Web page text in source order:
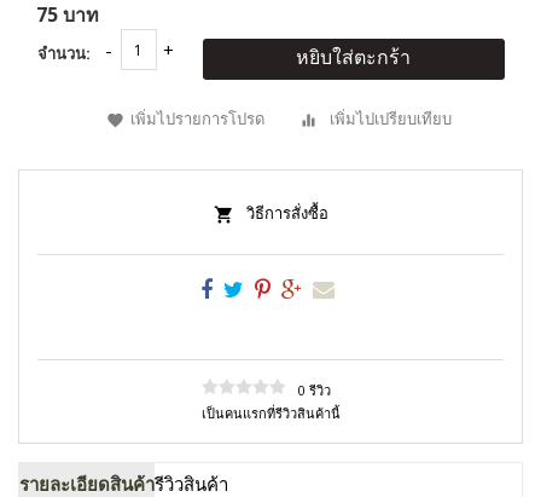
75 บาท
จำนวน: หยิบใส่ตะกร้า
เพิ่มไปรายการโปรด เพิ่มไปเปรียบเทียบ
วิธีการสั่งซื้อ
0 รีวิว
เป็นคนแรกที่รีวิวสินค้านี้
รายละเอียดสินค้ารีวิวสินค้า